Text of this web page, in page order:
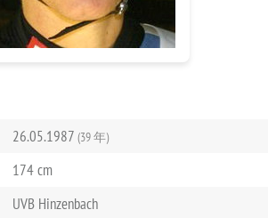
26.05.1987 (39 年)
174 cm
UVB Hinzenbach